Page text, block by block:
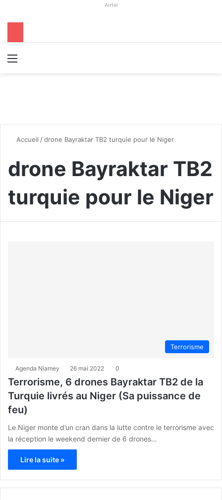
Airtel
Accueil /drone Bayraktar TB2 turquie pour le Niger
drone Bayraktar TB2
turquie pour le Niger
Terrorisme
Agenda Niamey 26 mai 2022 0
Terrorisme, 6 drones Bayraktar TB2 de la
Turquie livrés au Niger (Sa puissance de
feu)
Le Niger monte d’un cran dans la lutte contre le terrorisme avec
la réception le weekend dernier de 6 drones…
Lire la suite »